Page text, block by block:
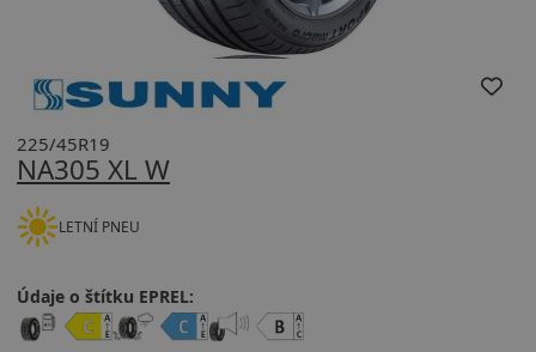
NA305 XL W
225/45R19
LETNÍ PNEU
Údaje o štítku EPREL: